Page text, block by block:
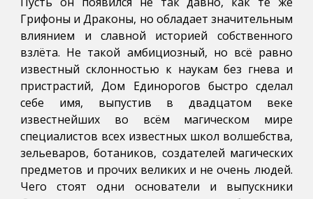
Грифоны и Драконы, но обладает значительным
влиянием и славной историей собственного
взлёта. Не такой амбициозный, но всё равно
известный склонностью к наукам без гнева и
пристрастий, Дом Единорогов быстро сделал
себе имя, выпустив в двадцатом веке
известнейших во всём магическом мире
специалистов всех известных школ волшебства,
зельеваров, ботаников, создателей магических
предметов и прочих великих и не очень людей.
Чего стоят одни основатели и выпускники